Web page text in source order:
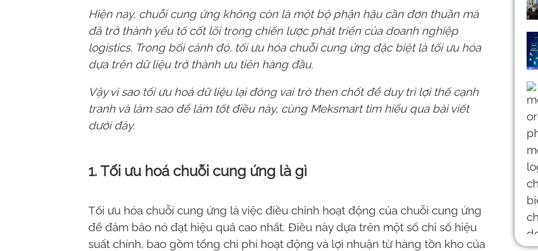
Hiện nay, chuỗi cung ứng không còn là một bộ phận hậu cần đơn thuần mà
đã trở thành yếu tố cốt lõi trong chiến lược phát triển của doanh nghiệp
logistics. Trong bối cảnh đó, tối ưu hóa chuỗi cung ứng đặc biệt là tối ưu hóa
dựa trên dữ liệu trở thành ưu tiên hàng đầu.
Vậy vì sao tối ưu hoá dữ liệu lại đóng vai trò then chốt để duy trì lợi thế cạnh
tranh và làm sao để làm tốt điều này, cùng Meksmarttìm hiểu qua bài viết
dưới đây.
1. Tối ưu hoá chuỗi cung ứng là gì
Tối ưu hóa chuỗi cung ứng là việc điều chỉnh hoạt động của chuỗi cung ứng
để đảm bảo nó đạt hiệu quả cao nhất. Điều này dựa trên một số chỉ số hiệu
suất chính, bao gồm tổng chi phí hoạt động và lợi nhuận từ hàng tồn kho của